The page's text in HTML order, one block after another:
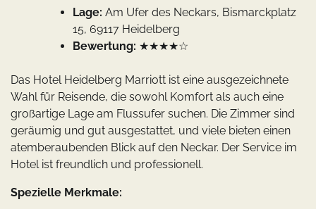
Lage: Am Ufer des Neckars, Bismarckplatz
15, 69117 Heidelberg
Bewertung: ★★★★☆
Das Hotel Heidelberg Marriott ist eine ausgezeichnete
Wahl für Reisende, die sowohl Komfort als auch eine
großartige Lage am Flussufer suchen. Die Zimmer sind
geräumig und gut ausgestattet, und viele bieten einen
atemberaubenden Blick auf den Neckar. Der Service im
Hotel ist freundlich und professionell.
Spezielle Merkmale: